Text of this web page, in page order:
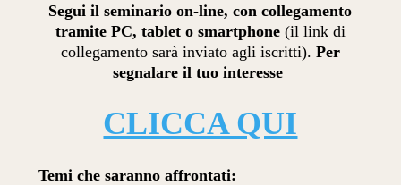
Segui il seminarioon-line, con collegamento
tramite PC, tablet o smartphone (il link di
collegamento sarà inviato agli iscritti). Per
segnalare il tuo interesse
CLICCA QUI
Temi che saranno affrontati: